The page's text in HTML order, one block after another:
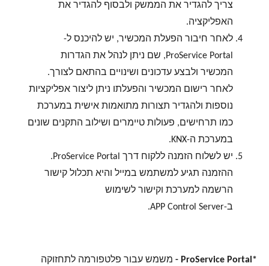
צריך להגדיר את הממשק ולבסוף להגדיר את
האפליקציה.
לאחר חיבור הפעלת המכשיר, יש להיכנס ל-
ProService Portal, שם ניתן לנהל את הגדרות
המכשיר ולבצע עדכונים ושינויים בהתאם לצורך.
לאחר רישום המכשיר והפעלתו ניתן ליצור אפליקציות
נוספות ולהגדיר תצורות מתואמות אישית במערכת
כמו תרחישים, פעולות טיימרים ושילוב התקנים שונים
במערכת ה-KNX.
יש לשלוח הזמנה ללקוח דרך ProService Portal.
ההזמנה תגיע למשתמש במייל והיא תכלול קישור
הרשמה למערכת וקישור לשימוש
ב-APP Control Server.
*ProService Portal -
משמש עבור פלטפורמה לתחזוקה